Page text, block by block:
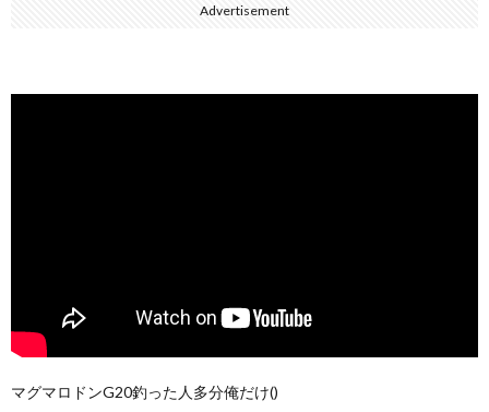
Advertisement
マグマロドンG20釣った人多分俺だけ()